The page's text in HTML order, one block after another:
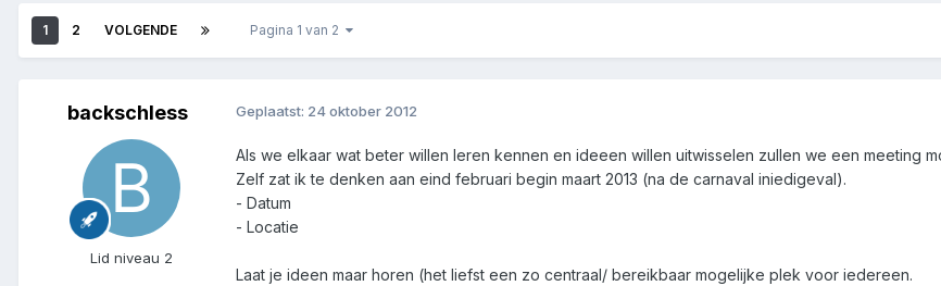
1 2 VOLGENDE Pagina 1 van 2
backschless
Lid niveau 2
Geplaatst: 24 oktober 2012
Als we elkaar wat beter willen leren kennen en ideeen willen uitwisselen zullen we een meeting
Zelf zat ik te denken aan eind februari begin maart 2013 (na de carnaval iniedigeval).
- Datum
- Locatie
Laat je ideen maar horen (het liefst een zo centraal/ bereikbaar mogelijke plek voor iedereen.